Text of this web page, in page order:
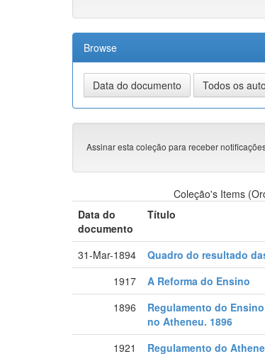
Browse
Assinar esta coleção para receber
Coleção's Items
Data do
documento
Título
31-Mar-1894 Quadro do resultado
1917
A Reforma do Ensino
1896
Regulamento do
no Atheneu. 1896
1921 Regulamento do